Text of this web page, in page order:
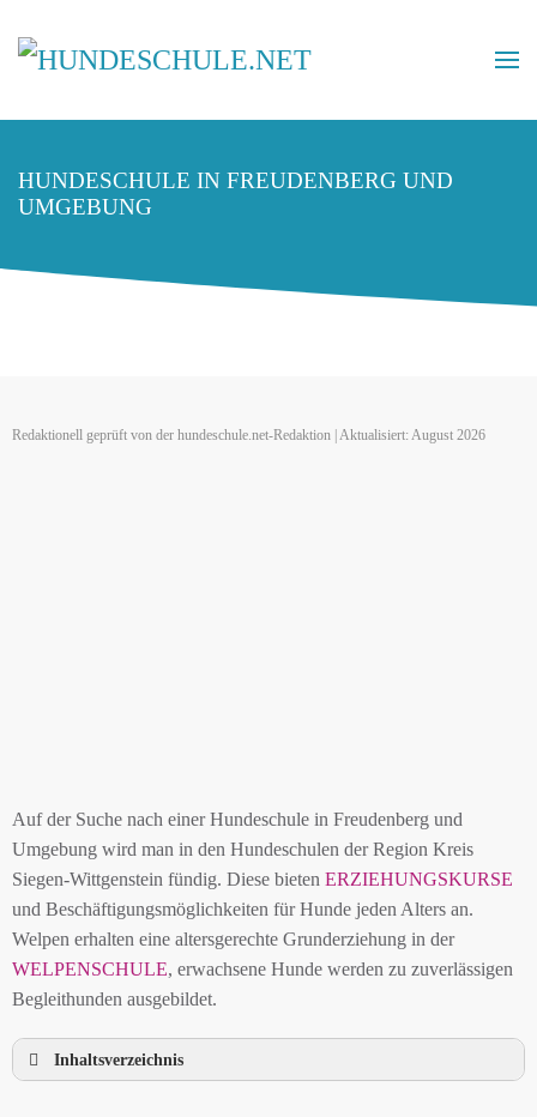
HUNDESCHULE IN FREUDENBERG UND
UMGEBUNG
Redaktionell geprüft von der hundeschule.net-Redaktion | Aktualisiert: August 2026
Auf der Suche nach einer Hundeschule in Freudenberg und
Umgebung wird man in den Hundeschulen der Region Kreis
Siegen-Wittgenstein fündig. Diese bieten ERZIEHUNGSKURSE
und Beschäftigungsmöglichkeiten für Hunde jeden Alters an.
Welpen erhalten eine altersgerechte Grunderziehung in der
WELPENSCHULE, erwachsene Hunde werden zu zuverlässigen
Begleithunden ausgebildet.
Inhaltsverzeichnis